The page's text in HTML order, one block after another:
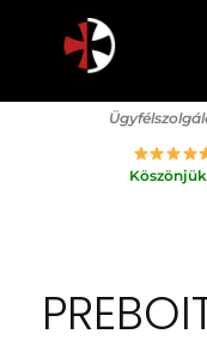
Csodapatika
Természet gyógyereje.
Köszönjük